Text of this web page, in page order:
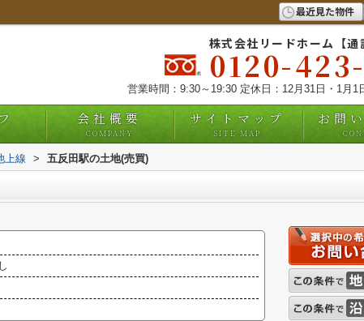
最近見た物件
株式会社リードホーム【通
0120-
営業時間：9:30～19:30 定休日：12月31日・1月1
会社概要
COMPANY
サイトマップ
SITE MAP
お問
上線 > 五反田駅の土地(売買)